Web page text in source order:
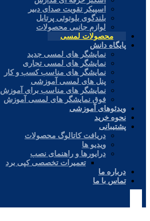
اسپیکر تقویت صدای دبیر
بلندگوی بلوتوثی پرتابل
لوازم جانبی محصولات
محصولات لمسی
پایگاه دانش
نمایشگر های لمسی جدید
نمایشگر های لمسی تجاری
نمایشگر های مناسب کسب و کار
پنل های لمسی آموزشی
نمایشگر های مناسب برای آموزش
فوق نمایشگر های لمسی آموزش
ویدئوهای آموزشی
نحوه خرید
پشتیبانی
دریافت کاتالوگ محصولات
ویدیو ها
درایورها و راهنمای نصب
تعمیرات تخصصی کپی برد
درباره ما
تماس با ما